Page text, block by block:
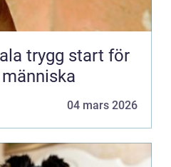
för
04 mars 2026